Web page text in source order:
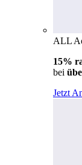
ALL
15%
bei
Jetzt